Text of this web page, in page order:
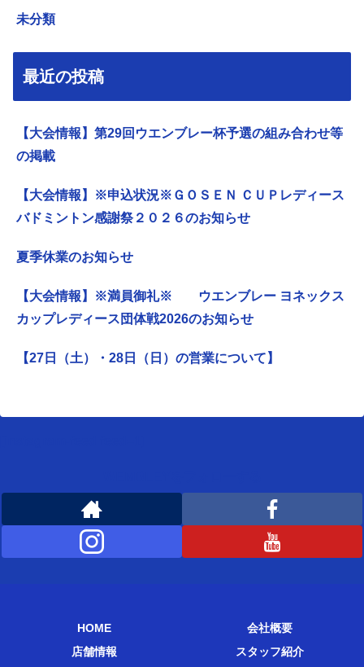
未分類
最近の投稿
【大会情報】第29回ウエンブレー杯予選の組み合わせ等
の掲載
【大会情報】※申込状況※ＧＯＳＥＮ ＣＵＰレディース
バドミントン感謝祭２０２６のお知らせ
夏季休業のお知らせ
【大会情報】※満員御礼※ ウエンブレー ヨネックス
カップレディース団体戦2026のお知らせ
【27日（土）・28日（日）の営業について】
HOME
会社概要
店舗情報
スタッフ紹介